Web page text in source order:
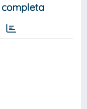
completa